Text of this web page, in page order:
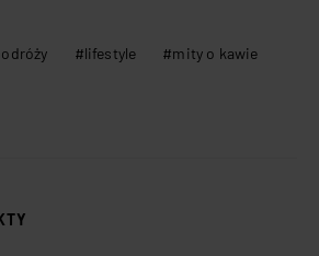
lifestyle
mity o kawie